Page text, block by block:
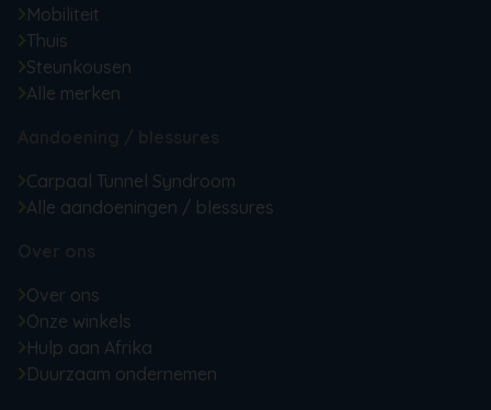
Mobiliteit
Thuis
Steunkousen
Alle merken
Carpaal Tunnel Syndroom
Alle aandoeningen / blessures
Over ons
Onze winkels
Hulp aan Afrika
Duurzaam ondernemen